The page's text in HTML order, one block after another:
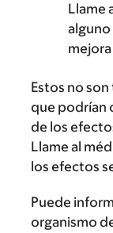
Llame
mejora
Estos no
que podrían
de los
Llame al
los efectos
Puede
organismo